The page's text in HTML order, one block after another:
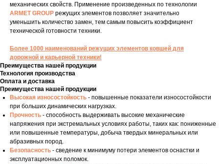
механических свойств. Применение произведенных по технологии
ARMET GROUP режущих элементов позволяет значительно
уменьшить количество замен, тем самым повысить коэффициент
технической готовности техники.
Более 1000 наименований режущих элементов ковшей для
дорожной и карьерной техники!
Преимущества нашей продукции
Технология производства
Оплата и доставка
Преимущества нашей продукции
Высокая износостойкость - повышенные показатели износостойкости
при больших динамических нагрузках.
Прочность - способность выдерживать высокие механические
напряжения при экстремальных условиях работы, таких как: пониженные
или повышенные температуры, добыча твердых минеральных или
абразивных пород.
Безопасность - сведение к минимуму потери элементов оснастки и
эксплуатационных поломок.